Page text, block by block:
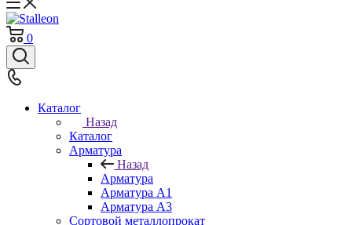
0
Каталог
Назад
Каталог
Арматура
Назад
Арматура
Арматура A1
Арматура А3
Сортовой металлопрокат